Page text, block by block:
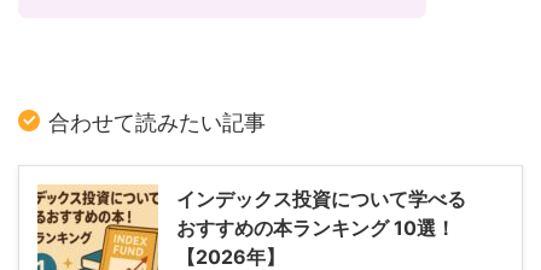
合わせて読みたい記事
インデックス投資について学べる
おすすめの本ランキング 10選！
【2026年】